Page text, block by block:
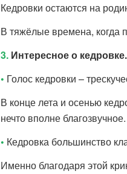
Кедровки остаются на
В тяжёлые времена, когда
3. Интересное о кедровке.
• Голос кедровки –
В конце лета и осенью
нечто вполне благозвучное.
• Кедровка большинство
Именно благодаря этой